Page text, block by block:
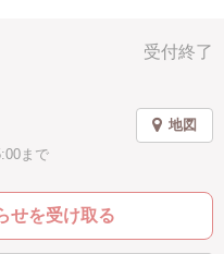
受付終了
まで
地図
せを受け取る